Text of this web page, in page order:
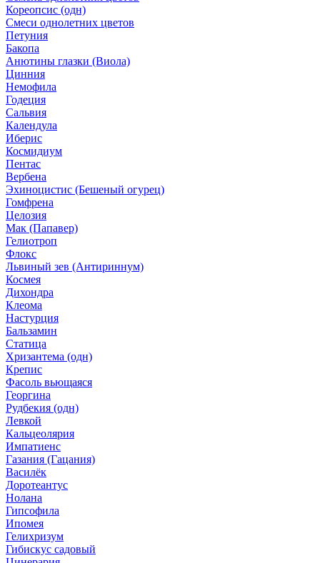
Кореопсис (одн)
Смеси однолетних цветов
Петуния
Бакопа
Анютины глазки (Виола)
Цинния
Немофила
Годеция
Сальвия
Календула
Иберис
Космидиум
Пентас
Вербена
Эхиноцистис (Бешеный огурец)
Гомфрена
Целозия
Мак (Папавер)
Гелиотроп
Флокс
Львиный зев (Антириннум)
Космея
Дихондра
Клеома
Настурция
Бальзамин
Статица
Хризантема (одн)
Крепис
Фасоль вьющаяся
Георгина
Рудбекия (одн)
Левкой
Кальцеолярия
Импатиенс
Газания (Гацания)
Василёк
Доротеантус
Нолана
Гипсофила
Ипомея
Гелихризум
Гибискус садовый